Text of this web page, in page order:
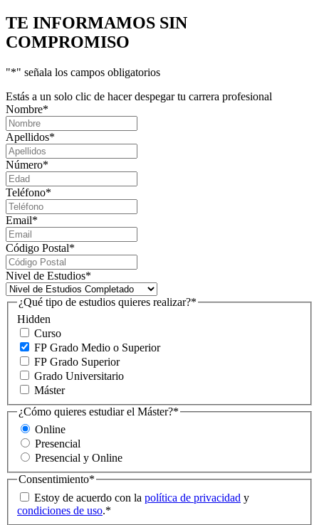
TE INFORMAMOS SIN
COMPROMISO
"*" señala los campos obligatorios
Estás a un solo clic de hacer despegar tu carrera profesional
Nombre*
Apellidos*
Número*
Teléfono*
Email*
Código Postal*
Nivel de Estudios*
Hidden
¿Qué tipo de estudios quieres realizar?*
Curso
FP Grado Medio o Superior
FP Grado Superior
Grado Universitario
Máster
¿Cómo quieres estudiar el Máster?*
Online
Presencial
Presencial y Online
Consentimiento*
Estoy de acuerdo con la política de privacidad y
condiciones de uso.*